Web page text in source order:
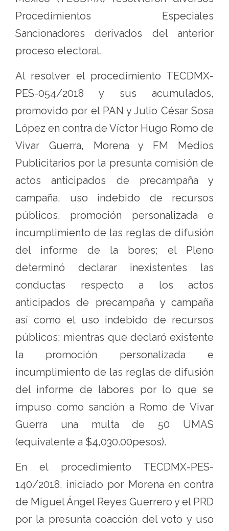
Procedimientos Especiales
Sancionadores derivados del anterior
proceso electoral.
Al resolver el procedimiento TECDMX-
PES-054/2018 y sus acumulados,
promovido por el PAN y Julio César Sosa
López en contra de Víctor Hugo Romo de
Vivar Guerra, Morena y FM Medios
Publicitarios por la presunta comisión de
actos anticipados de precampaña y
campaña, uso indebido de recursos
públicos, promoción personalizada e
incumplimiento de las reglas de difusión
del informe de la bores; el Pleno
determinó declarar inexistentes las
conductas respecto a los actos
anticipados de precampaña y campaña
así como el uso indebido de recursos
públicos; mientras que declaró existente
la promoción personalizada e
incumplimiento de las reglas de difusión
del informe de labores por lo que se
impuso como sanción a Romo de Vivar
Guerra una multa de 50 UMAS
(equivalente a $4,030.00pesos).
En el procedimiento TECDMX-PES-
140/2018, iniciado por Morena en contra
de Miguel Ángel Reyes Guerrero y el PRD
por la presunta coacción del voto y uso